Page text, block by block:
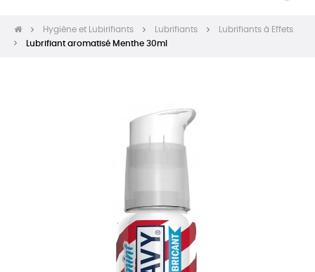
Hygiène et Lubirifiants Lubrifiants
Lubrifiants à Effets
Lubrifiant aromatisé Menthe 30ml